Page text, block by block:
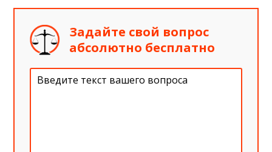
Задайте свой вопрос
абсолютно бесплатно